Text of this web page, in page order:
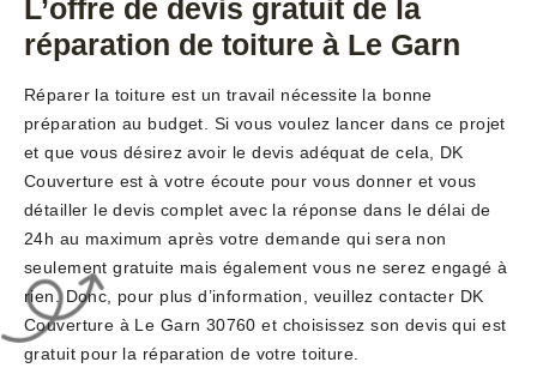
L’offre de devis gratuit de la
réparation de toiture à Le Garn
Réparer la toiture est un travail nécessite la bonne
préparation au budget. Si vous voulez lancer dans ce projet
et que vous désirez avoir le devis adéquat de cela, DK
Couverture est à votre écoute pour vous donner et vous
détailler le devis complet avec la réponse dans le délai de
24h au maximum après votre demande qui sera non
seulement gratuite mais également vous ne serez engagé à
rien. Donc, pour plus d’information, veuillez contacter DK
Couverture à Le Garn 30760 et choisissez son devis qui est
gratuit pour la réparation de votre toiture.